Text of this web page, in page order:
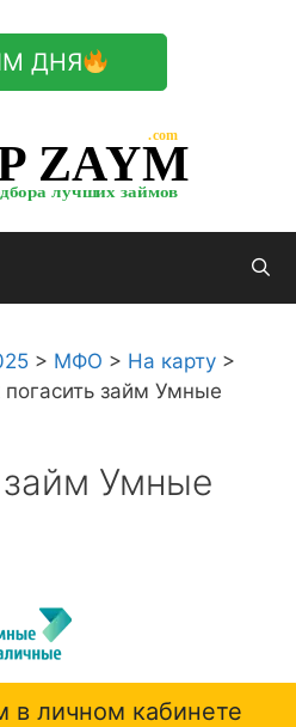
ДНЯ
ZAYM
лучших займов
.com
> МФО > На карту >
погасить займ Умные
займ Умные
в личном кабинете